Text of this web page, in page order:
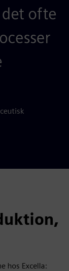
ofte
hos Excella: